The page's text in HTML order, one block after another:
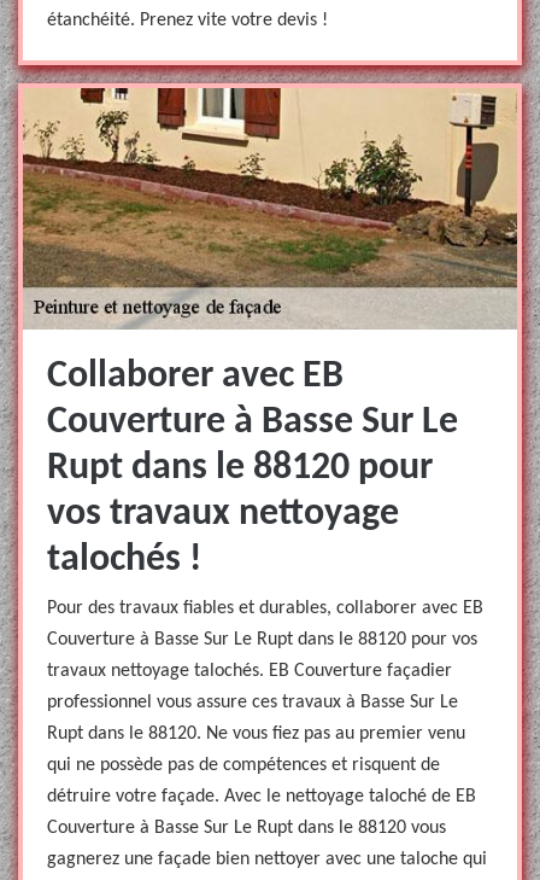
étanchéité. Prenez vite votre devis !
Collaborer avec EB
Couverture à Basse Sur Le
Rupt dans le 88120 pour
vos travaux nettoyage
talochés !
Pour des travaux fiables et durables, collaborer avec EB
Couverture à Basse Sur Le Rupt dans le 88120 pour vos
travaux nettoyage talochés. EB Couverture façadier
professionnel vous assure ces travaux à Basse Sur Le
Rupt dans le 88120. Ne vous fiez pas au premier venu
qui ne possède pas de compétences et risquent de
détruire votre façade. Avec le nettoyage taloché de EB
Couverture à Basse Sur Le Rupt dans le 88120 vous
gagnerez une façade bien nettoyer avec une taloche qui